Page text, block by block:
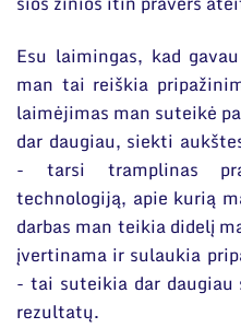
Esu laimingas, kad
man tai reiškia
laimėjimas man suteikė
dar daugiau, siekti
- tarsi tramplinas
technologiją, apie kurią
darbas man teikia didelį
įvertinama ir sulaukia
- tai suteikia dar
rezultatų.